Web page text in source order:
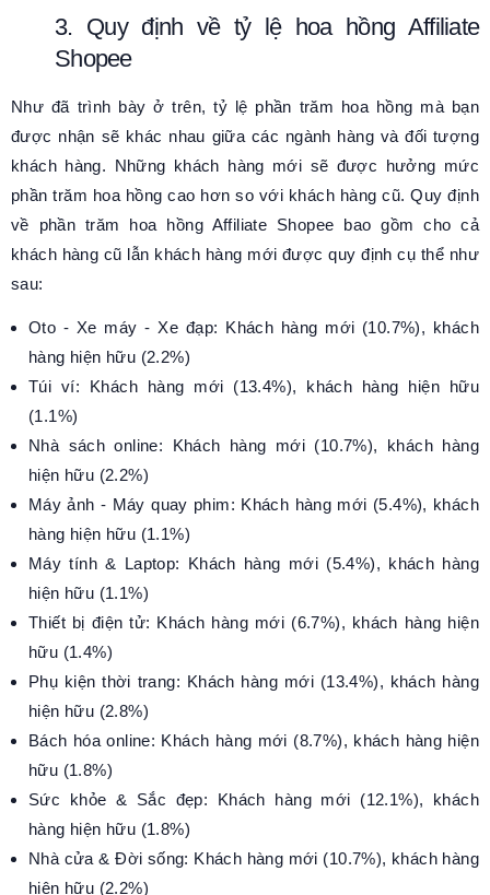
3. Quy định về tỷ lệ hoa hồng Affiliate
Shopee
Như đã trình bày ở trên, tỷ lệ phần trăm hoa hồng mà bạn
được nhận sẽ khác nhau giữa các ngành hàng và đối tượng
khách hàng. Những khách hàng mới sẽ được hưởng mức
phần trăm hoa hồng cao hơn so với khách hàng cũ. Quy định
về phần trăm hoa hồng Affiliate Shopee bao gồm cho cả
khách hàng cũ lẫn khách hàng mới được quy định cụ thể như
sau:
Oto - Xe máy - Xe đạp: Khách hàng mới (10.7%), khách
hàng hiện hữu (2.2%)
Túi ví: Khách hàng mới (13.4%), khách hàng hiện hữu
(1.1%)
Nhà sách online: Khách hàng mới (10.7%), khách hàng
hiện hữu (2.2%)
Máy ảnh - Máy quay phim: Khách hàng mới (5.4%), khách
hàng hiện hữu (1.1%)
Máy tính & Laptop: Khách hàng mới (5.4%), khách hàng
hiện hữu (1.1%)
Thiết bị điện tử: Khách hàng mới (6.7%), khách hàng hiện
hữu (1.4%)
Phụ kiện thời trang: Khách hàng mới (13.4%), khách hàng
hiện hữu (2.8%)
Bách hóa online: Khách hàng mới (8.7%), khách hàng hiện
hữu (1.8%)
Sức khỏe & Sắc đẹp: Khách hàng mới (12.1%), khách
hàng hiện hữu (1.8%)
Nhà cửa & Đời sống: Khách hàng mới (10.7%), khách hàng
hiện hữu (2.2%)